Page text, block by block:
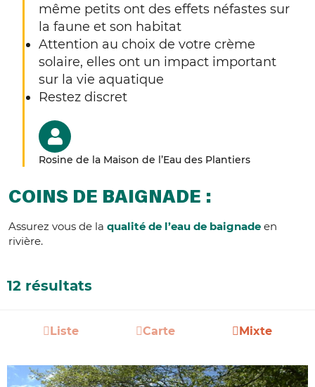
même petits ont des effets néfastes sur
la faune et son habitat
Attention au choix de votre crème
solaire, elles ont un impact important
sur la vie aquatique
Restez discret
Rosine de la Maison de l’Eau des Plantiers
COINS DE BAIGNADE :
Assurez vous de la qualité de l’eau de baignade en
rivière.
12 résultats
Liste Carte Mixte